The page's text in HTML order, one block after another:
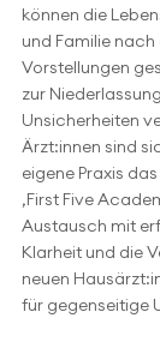
können die
und Familie nach
Vorstellungen
zur
Unsicherheiten
Ärzt:innen sind
eigene Praxis
‚First Five
Austausch mit
Klarheit und die
neuen
für gegenseitige